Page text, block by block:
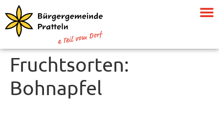
Fruchtsorten:
Bohnapfel